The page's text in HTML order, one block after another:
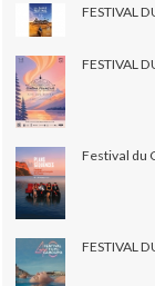
FESTIVAL
FESTIVAL
Festival du
FESTIVAL